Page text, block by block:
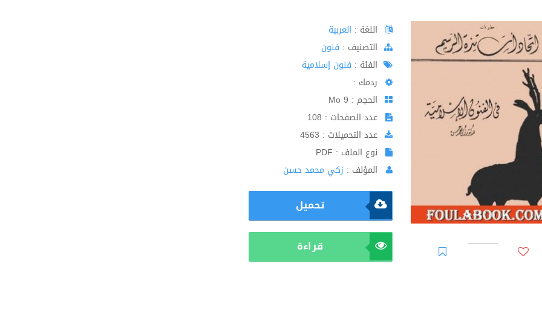
اللغة : العربية
اﻟﺘﺼﻨﻴﻒ : فنون
الفئة : فنون إسلامية
ردمك :
الحجم : 9 Mo
عدد الصفحات : 108
عدد التحميلات : 4563
نوع الملف : PDF
المؤلف : زكي محمد حسن
تحميل
قراءة